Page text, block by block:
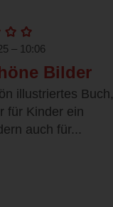
– 10:06
Bilder
illustriertes Buch,
für Kinder ein
auch für...